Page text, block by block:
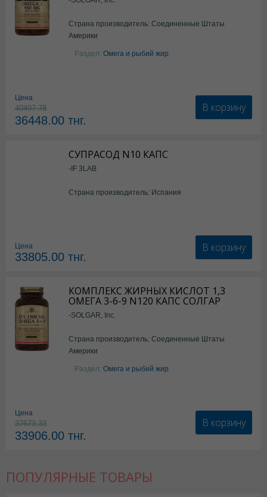
Страна производитель: Соединенные Штаты
Америки
Раздел: Омега и рыбий жир
Цена
40497.78
36448.00 тнг.
В корзину
СУПРАСОД N10 КАПС
-IF 3LAB
Страна производитель: Испания
Цена
33805.00 тнг.
В корзину
КОМПЛЕКС ЖИРНЫХ КИСЛОТ 1,3
ОМЕГА 3-6-9 N120 КАПС СОЛГАР
-SOLGAR, Inc.
Страна производитель: Соединенные Штаты
Америки
Раздел: Омега и рыбий жир
Цена
37673.33
33906.00 тнг.
В корзину
ПОПУЛЯРНЫЕ ТОВАРЫ